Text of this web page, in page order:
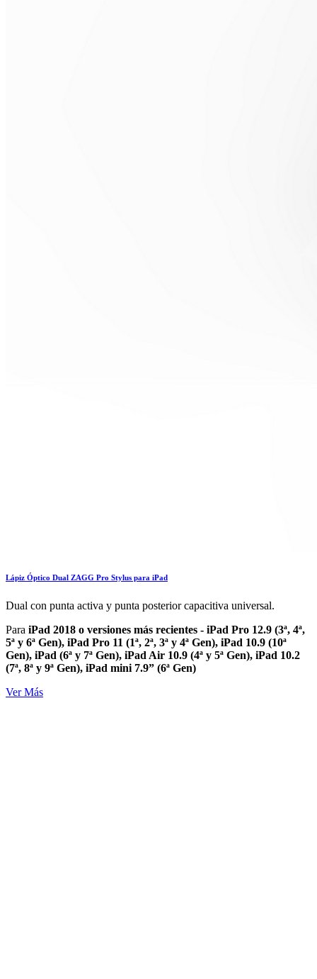
Lápiz Óptico Dual ZAGG Pro Stylus para iPad
Dual con punta activa y punta posterior capacitiva universal.
Para iPad 2018 o versiones más recientes - iPad Pro 12.9 (3ª, 4ª,
5ª y 6ª Gen), iPad Pro 11 (1ª, 2ª, 3ª y 4ª Gen), iPad 10.9 (10ª
Gen), iPad (6ª y 7ª Gen), iPad Air 10.9 (4ª y 5ª Gen), iPad 10.2
(7ª, 8ª y 9ª Gen), iPad mini 7.9” (6ª Gen)
Ver Más